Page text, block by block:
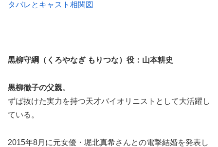
タバレとキャスト相関図
黒柳守綱（くろやなぎ もりつな）役：山本耕史
黒柳徹子の父親。
ずば抜けた実力を持つ天才バイオリニストとして大活躍し
ている。
2015年8月に元女優・堀北真希さんとの電撃結婚を発表し